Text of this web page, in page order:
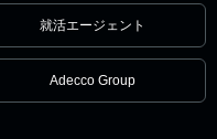
就活エージェント
Adecco Group